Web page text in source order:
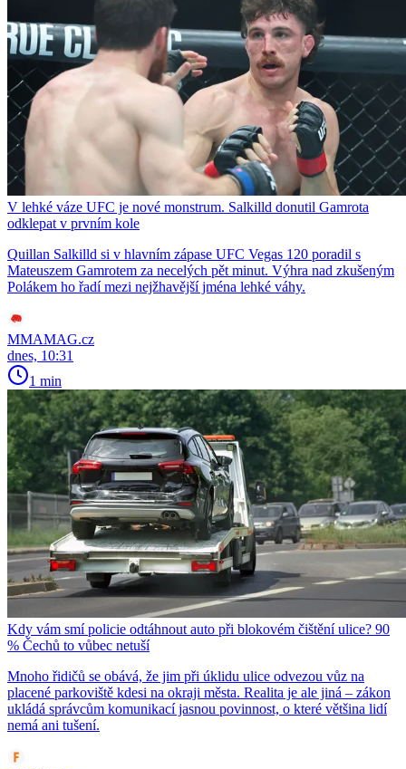
V lehké váze UFC je nové monstrum. Salkilld donutil Gamrota
odklepat v prvním kole
Quillan Salkilld si v hlavním zápase UFC Vegas 120 poradil s
Mateuszem Gamrotem za necelých pět minut. Výhra nad zkušeným
Polákem ho řadí mezi nejžhavější jména lehké váhy.
MMAMAG.cz
dnes, 10:31
1 min
Kdy vám smí policie odtáhnout auto při blokovém čištění ulice? 90
% Čechů to vůbec netuší
Mnoho řidičů se obává, že jim při úklidu ulice odvezou vůz na
placené parkoviště kdesi na okraji města. Realita je ale jiná – zákon
ukládá správcům komunikací jasnou povinnost, o které většina lidí
nemá ani tušení.